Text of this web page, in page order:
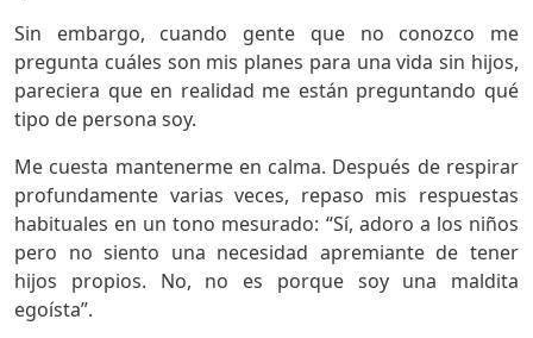
Sin embargo, cuando gente que no conozco me
pregunta cuáles son mis planes para una vida sin hijos,
pareciera que en realidad me están preguntando qué
tipo de persona soy.
Me cuesta mantenerme en calma. Después de respirar
profundamente varias veces, repaso mis respuestas
habituales en un tono mesurado: “Sí, adoro a los niños
pero no siento una necesidad apremiante de tener
hijos propios. No, no es porque soy una maldita
egoísta”.